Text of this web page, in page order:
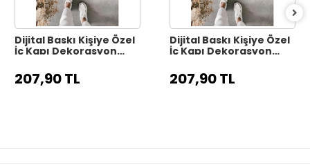
Dijital Baskı Kişiye Özel
İç Kapı Dekorasyon
207,90 TL
Dijital Baskı Kişiye Özel
İç Kapı Dekorasyon
207,90 TL